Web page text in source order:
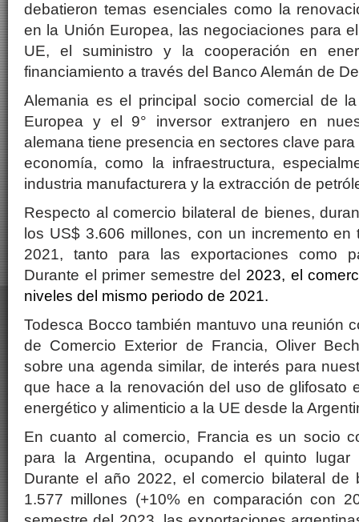
debatieron temas esenciales como la
en la Unión Europea, las negociaciones para
UE, el suministro y la cooperación en
financiamiento a través del Banco Alemán de
Alemania es el principal socio comercial de
Europea y el 9° inversor extranjero en
alemana tiene presencia en sectores clave
economía, como la infraestructura,
industria manufacturera y la extracción de
Respecto al comercio bilateral de bienes,
los US$ 3.606 millones, con un incremento
2021, tanto para las exportaciones como
Durante el primer semestre del 2023, el
niveles del mismo periodo de 2021.
Todesca Bocco también mantuvo una reunión
de Comercio Exterior de Francia, Oliver
sobre una agenda similar, de interés para
que hace a la renovación del uso de glifosato
energético y alimenticio a la UE desde la
En cuanto al comercio, Francia es un socio
para la Argentina, ocupando el quinto
Durante el año 2022, el comercio bilateral de
1.577 millones (+10% en comparación con